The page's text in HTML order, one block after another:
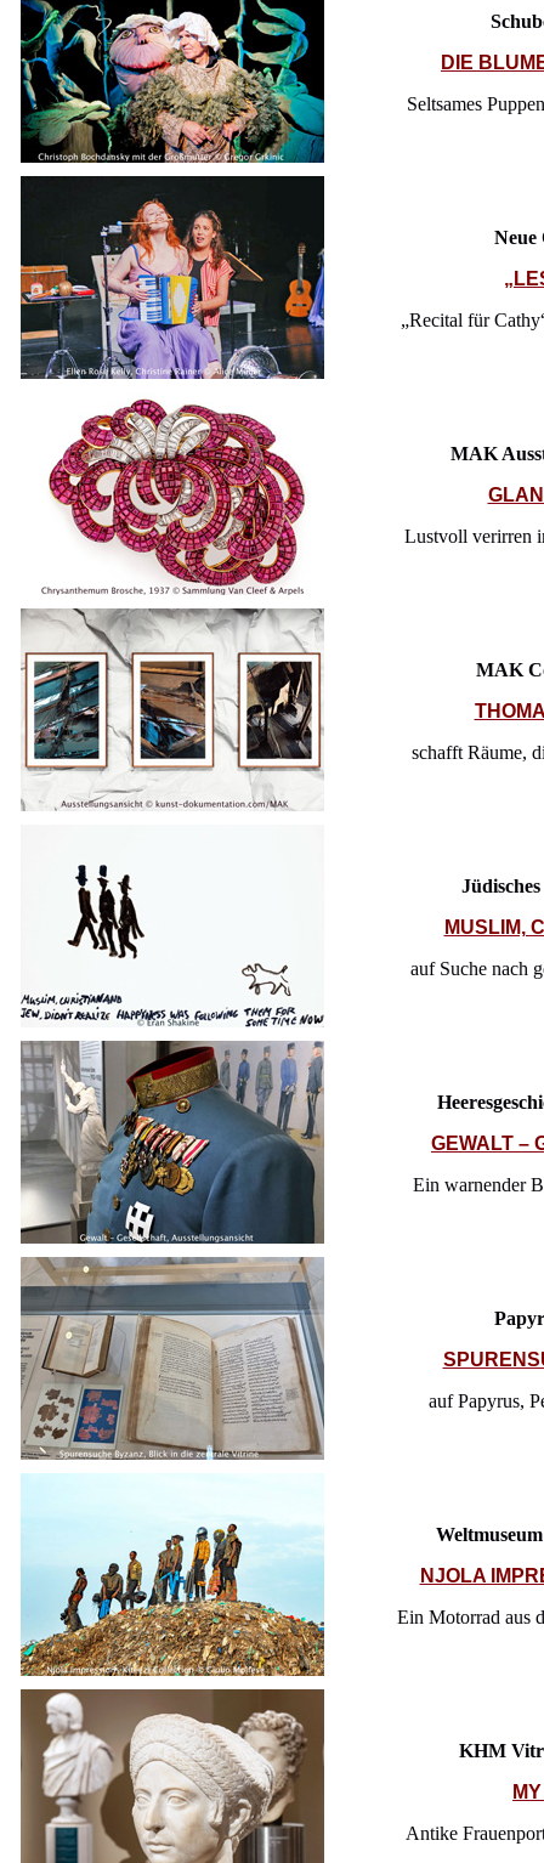
DIE
Seltsames
Neue
„Recital für
MAK
Lustvoll verirren
MAK
schafft Räume,
MUSLIM,
auf Suche nach
GEWALT –
Ein warnender
auf Papyrus,
NJOLA
Ein Motorrad aus
KHM
Antike